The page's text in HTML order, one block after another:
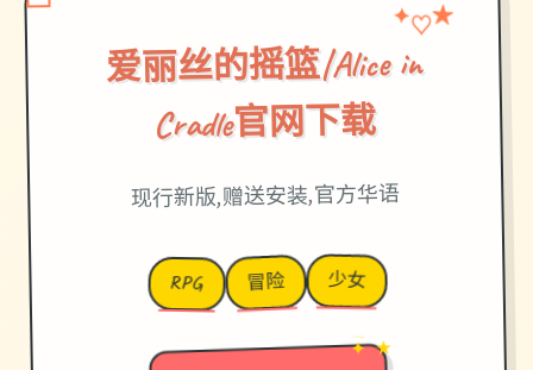
爱丽丝的摇篮|Alice in
Cradle官网下载
✦♡★
现行新版,赠送安装,官方华语
RPG 冒险 少女
→
✦ ★